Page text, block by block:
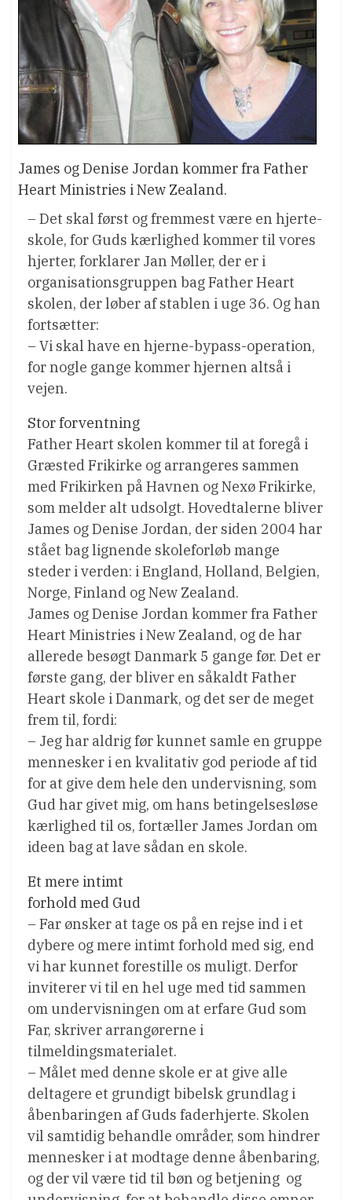
James og Denise Jordan kommer fra Father
Heart Ministries i New Zealand.
– Det skal først og fremmest være en hjerte-
skole, for Guds kærlighed kommer til vores
hjerter, forklarer Jan Møller, der er i
organisationsgruppen bag Father Heart
skolen, der løber af stablen i uge 36. Og han
fortsætter:
– Vi skal have en hjerne-bypass-operation,
for nogle gange kommer hjernen altså i
vejen.
Stor forventning
Father Heart skolen kommer til at foregå i
Græsted Frikirke og arrangeres sammen
med Frikirken på Havnen og Nexø Frikirke,
som melder alt udsolgt. Hovedtalerne bliver
James og Denise Jordan, der siden 2004 har
stået bag lignende skoleforløb mange
steder i verden: i England, Holland, Belgien,
Norge, Finland og New Zealand.
James og Denise Jordan kommer fra Father
Heart Ministries i New Zealand, og de har
allerede besøgt Danmark 5 gange før. Det er
første gang, der bliver en såkaldt Father
Heart skole i Danmark, og det ser de meget
frem til, fordi:
– Jeg har aldrig før kunnet samle en gruppe
mennesker i en kvalitativ god periode af tid
for at give dem hele den undervisning, som
Gud har givet mig, om hans betingelsesløse
kærlighed til os, fortæller James Jordan om
ideen bag at lave sådan en skole.
Et mere intimt
forhold med Gud
– Far ønsker at tage os på en rejse ind i et
dybere og mere intimt forhold med sig, end
vi har kunnet forestille os muligt. Derfor
inviterer vi til en hel uge med tid sammen
om undervisningen om at erfare Gud som
Far, skriver arrangørerne i
tilmeldingsmaterialet.
– Målet med denne skole er at give alle
deltagere et grundigt bibelsk grundlag i
åbenbaringen af Guds faderhjerte. Skolen
vil samtidig behandle områder, som hindrer
mennesker i at modtage denne åbenbaring,
og der vil være tid til bøn og betjening  og